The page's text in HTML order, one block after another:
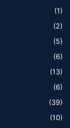
(1)
(2)
(5)
(6)
(13)
(6)
(39)
(10)